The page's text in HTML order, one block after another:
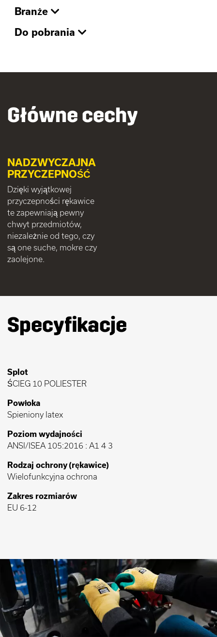
Branże
Do pobrania
Główne cechy
NADZWYCZAJNA
PRZYCZEPNOŚĆ
Dzięki wyjątkowej
przyczepności rękawice
te zapewniają pewny
chwyt przedmiotów,
niezależnie od tego, czy
są one suche, mokre czy
zaolejone.
Specyfikacje
Splot
ŚCIEG 10 POLIESTER
Powłoka
Spieniony latex
Poziom wydajności
ANSI/ISEA 105:2016 : A1 4 3
Rodzaj ochrony (rękawice)
Wielofunkcyjna ochrona
Zakres rozmiarów
EU 6-12